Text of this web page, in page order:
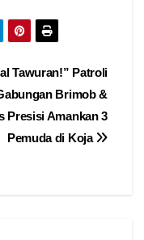
Tawuran!” Patroli
Brimob &
Presisi Amankan 3
Pemuda di Koja